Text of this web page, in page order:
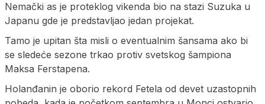
Nemački as je proteklog vikenda bio na stazi Suzuka u
Japanu gde je predstavljao jedan projekat.
Tamo je upitan šta misli o eventualnim šansama ako bi
se sledeće sezone trkao protiv svetskog šampiona
Maksa Ferstapena.
Holanđanin je oborio rekord Fetela od devet uzastopnih